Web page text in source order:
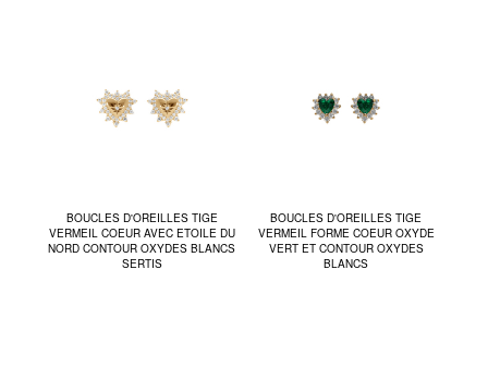
BOUCLES D'OREILLES TIGE
VERMEIL COEUR AVEC ETOILE DU
NORD CONTOUR OXYDES BLANCS
SERTIS
BOUCLES D'OREILLES TIGE
VERMEIL FORME COEUR OXYDE
VERT ET CONTOUR OXYDES
BLANCS